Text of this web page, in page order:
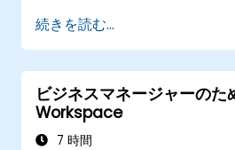
礎とその実践方法を習得す
GCPでのKubernetesや
みを把握する
ストレージオプションの
ぶ
GCP上にデータベースを
続きを読む...
ビジネスマネージャーの
Workspace
7 時間